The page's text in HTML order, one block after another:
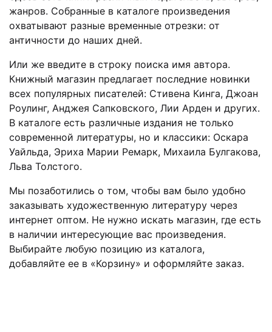
жанров. Собранные в каталоге произведения
охватывают разные временные отрезки: от
античности до наших дней.
Или же введите в строку поиска имя автора.
Книжный магазин предлагает последние новинки
всех популярных писателей: Стивена Кинга, Джоан
Роулинг, Анджея Сапковского, Лии Арден и других.
В каталоге есть различные издания не только
современной литературы, но и классики: Оскара
Уайльда, Эриха Марии Ремарк, Михаила Булгакова,
Льва Толстого.
Мы позаботились о том, чтобы вам было удобно
заказывать художественную литературу через
интернет оптом. Не нужно искать магазин, где есть
в наличии интересующие вас произведения.
Выбирайте любую позицию из каталога,
добавляйте ее в «Корзину» и оформляйте заказ.